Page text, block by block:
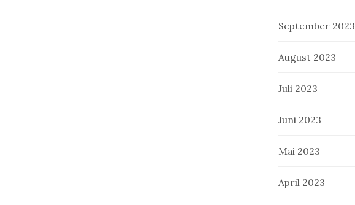
September 2023
August 2023
Juli 2023
Juni 2023
Mai 2023
April 2023